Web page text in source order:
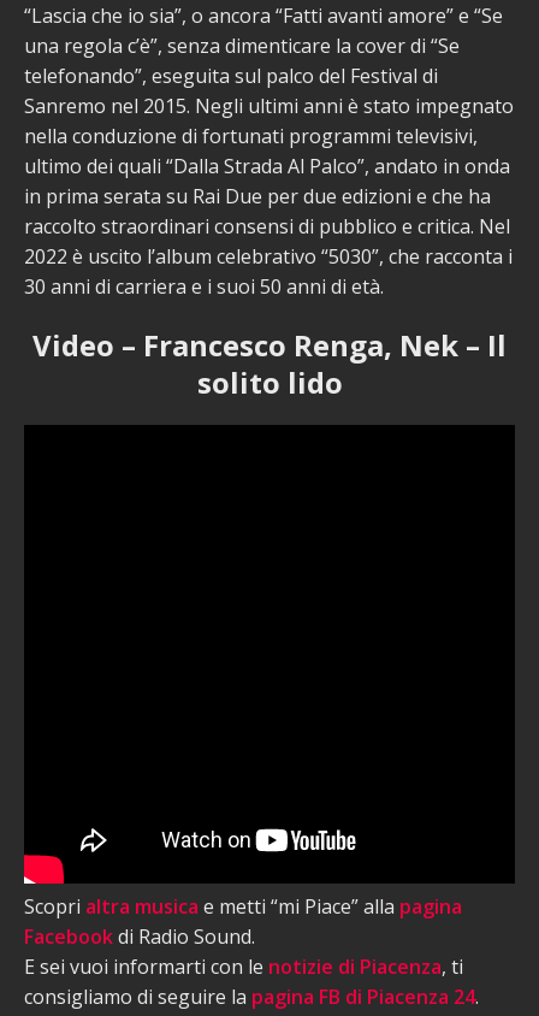
“Lascia che io sia”, o ancora “Fatti avanti amore” e “Se
una regola c’è”, senza dimenticare la cover di “Se
telefonando”, eseguita sul palco del Festival di
Sanremo nel 2015. Negli ultimi anni è stato impegnato
nella conduzione di fortunati programmi televisivi,
ultimo dei quali “Dalla Strada Al Palco”, andato in onda
in prima serata su Rai Due per due edizioni e che ha
raccolto straordinari consensi di pubblico e critica. Nel
2022 è uscito l’album celebrativo “5030”, che racconta i
30 anni di carriera e i suoi 50 anni di età.
Video – Francesco Renga, Nek – Il
solito lido
Scopri altra musica e metti “mi Piace” alla pagina
Facebookdi Radio Sound.
E sei vuoi informarti con le notizie di Piacenza, ti
consigliamo di seguire la pagina FB di Piacenza 24.